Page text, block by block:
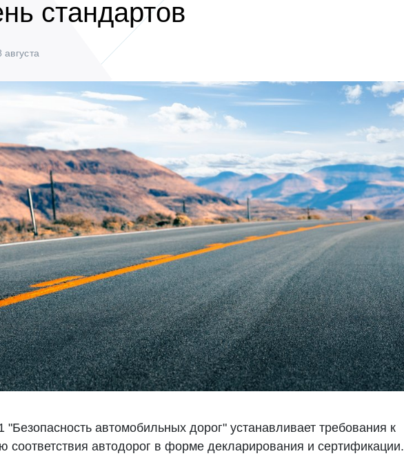
стандартов
августа
автомобильных дорог" устанавливает требования к
соответствия автодорог в форме декларирования и сертификации.